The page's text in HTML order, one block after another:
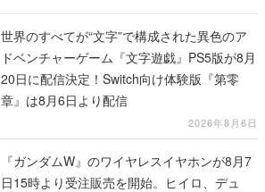
世界のすべてが“文字”で構成された異色のア
ドベンチャーゲーム『文字遊戯』PS5版が8月
20日に配信決定！Switch向け体験版『第零
章』は8月6日より配信
2026年8月6日
『ガンダムW』のワイヤレスイヤホンが8月7
日15時より受注販売を開始。ヒイロ、デュ